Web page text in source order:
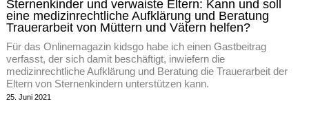
Sternenkinder und verwaiste Eltern: Kann und soll
eine medizinrechtliche Aufklärung und Beratung
Trauerarbeit von Müttern und Vätern helfen?
Für das Onlinemagazin kidsgo habe ich einen Gastbeitrag
verfasst, der sich damit beschäftigt, inwiefern die
medizinrechtliche Aufklärung und Beratung die Trauerarbeit der
Eltern von Sternenkindern unterstützen kann.
25. Juni 2021